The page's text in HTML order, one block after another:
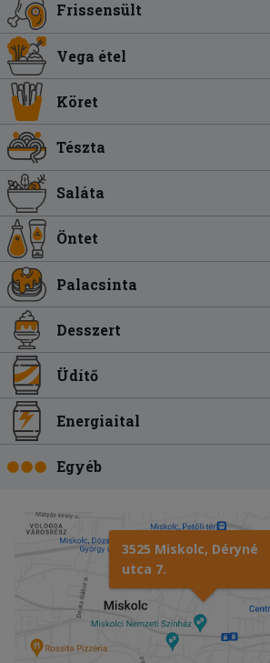
Frissensült
Vega étel
Köret
Tészta
Saláta
Öntet
Palacsinta
Desszert
Üdítő
Energiaital
Egyéb
3525 Miskolc, Déryné
utca 7.